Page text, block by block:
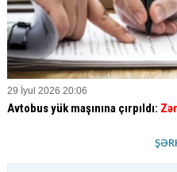
29 İyul 2026 20:06
Avtobus yük maşınına çırpıldı: